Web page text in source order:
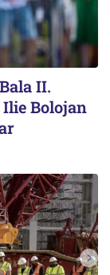
II.
Bolojan